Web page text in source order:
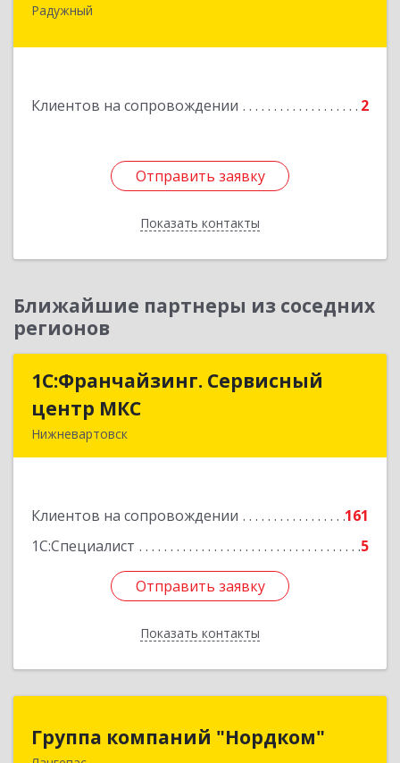
Радужный
Клиентов на сопровождении 2
Отправить заявку
Показать контакты
628464, ХМАО-Югра, г. Радужный, 1 мкн.,
Отправить заявку
Назад
Ближайшие партнеры из соседних
регионов
1С:Франчайзинг. Сервисный
центр МКС
Нижневартовск
Клиентов на сопровождении
161
1С:Специалист
5
Отправить заявку
Показать контакты
1С:Франчайзинг. Сервисный
Подробнее
Отправить заявку
Назад
Группа компаний "Нордком"
Группа компаний "Нордком"